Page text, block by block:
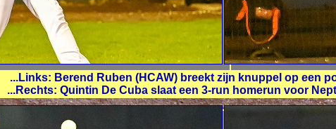
...Links: Berend Ruben (HCAW) breekt zijn knuppel op een
...Rechts: Quintin De Cuba slaat een 3-run homerun voor